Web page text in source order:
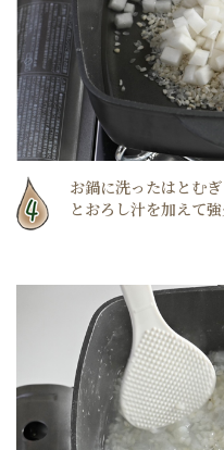
お鍋に洗ったはとむ
とおろし汁を加えて強